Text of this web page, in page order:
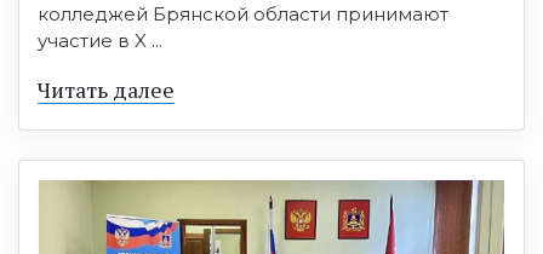
колледжей Брянской области принимают
участие в X ...
Читать далее